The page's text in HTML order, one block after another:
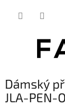
Dámský
JLA-PEN-